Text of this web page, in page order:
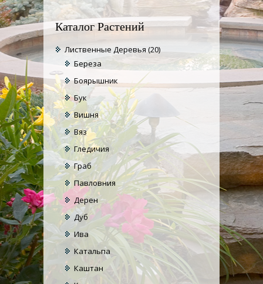
Каталог Растений
Лиственные Деревья (20)
Береза
Боярышник
Бук
Вишня
Вяз
Гледичия
Граб
Павловния
Дерен
Дуб
Ива
Катальпа
Каштан